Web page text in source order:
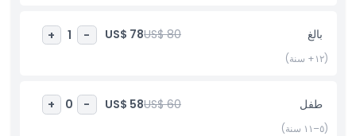
المغامرات التي لا تُنسى في ريفيرا مايا، يقدم منتزه إكسنس تجربة مليئة
بالإثارة والمفاجآت والسحر الحسي.
المتضمنات
بالغ US$ 80
US$ 78
-
1
+
(١٢+ سنة)
طفل US$ 60
US$ 58
-
0
+
(٥–١١ سنة)